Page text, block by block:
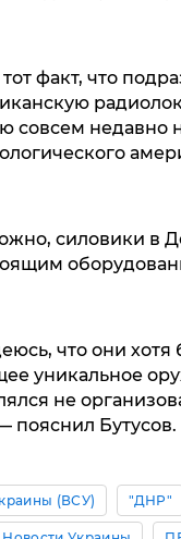
факт, что
совсем недавно
силовики в
что они хотя
уникальное
не
пояснил Бутусов.
(ВСУ) "ДНР"